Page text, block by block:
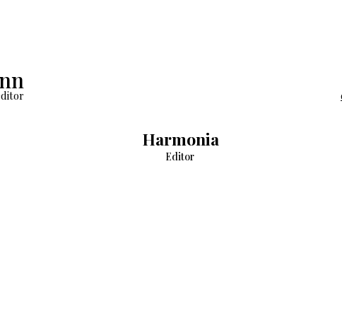
Harmonia
Editor